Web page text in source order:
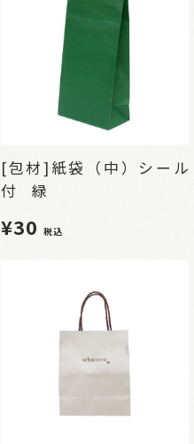
[包材]紙袋（中）シール
付 緑
¥30税込